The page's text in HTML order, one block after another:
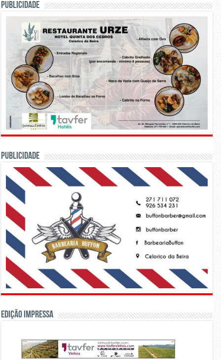
PUBLICIDADE
PUBLICIDADE
Edição Impressa